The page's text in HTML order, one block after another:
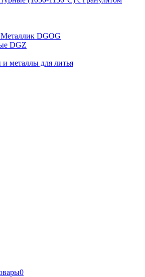
DGOG
DGZ
металлы для литья
0